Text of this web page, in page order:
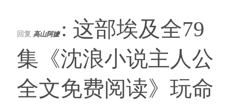
回复 高山阿嬷 : 这部埃及全79
集《沈浪小说主人公
全文免费阅读》玩命